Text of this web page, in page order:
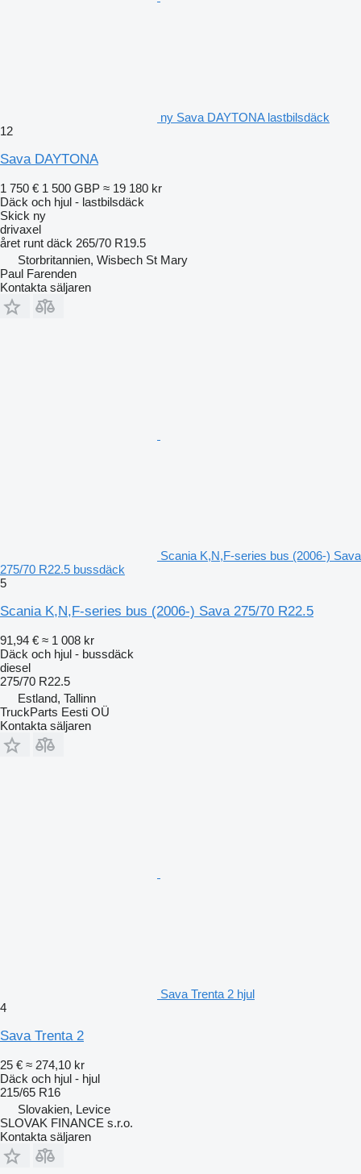
ny Sava DAYTONA lastbilsdäck
12
Sava DAYTONA
1 750 € 1 500 GBP ≈ 19 180 kr
Däck och hjul - lastbilsdäck
Skick ny
drivaxel
året runt däck 265/70 R19.5
Storbritannien, Wisbech St Mary
Paul Farenden
Kontakta säljaren
Scania K,N,F-series bus (2006-) Sava
275/70 R22.5 bussdäck
5
Scania K,N,F-series bus (2006-) Sava 275/70 R22.5
91,94 € ≈ 1 008 kr
Däck och hjul - bussdäck
diesel
275/70 R22.5
Estland, Tallinn
TruckParts Eesti OÜ
Kontakta säljaren
Sava Trenta 2 hjul
4
Sava Trenta 2
25 € ≈ 274,10 kr
Däck och hjul - hjul
215/65 R16
Slovakien, Levice
SLOVAK FINANCE s.r.o.
Kontakta säljaren